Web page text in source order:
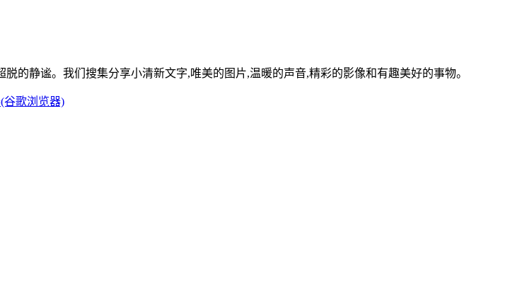
的静谧。我们搜集分享小清新文字,唯美的图片,温暖的声音,精彩的影像和有趣美好的事物。
谷歌浏览器)